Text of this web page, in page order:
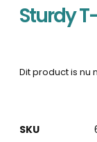
Sturdy
Dit product is nu
SKU